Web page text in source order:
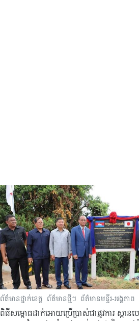
ព័ត៌មានថ្នាក់ខេត្ត ព័ត៌មានថ្មីៗ ព័ត៌មានមន្ទីរ-អង្គភាព
ពិធីសម្ពោធដាក់អោយប្រើប្រាស់ជាផ្លូវការ ស្ពាន